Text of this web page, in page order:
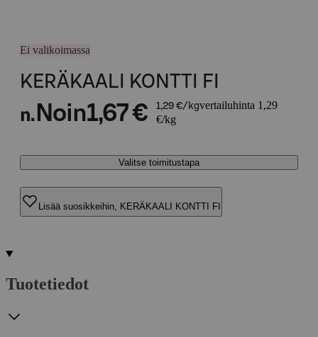
Ei valikoimassa
KERÄKAALI KONTTI FI
n. Noin1,67 € 1,29 €/kgvertailuhinta 1,29
€/kg
Valitse toimitustapa
Lisää suosikkeihin, KERÄKAALI KONTTI FI
Tuotetiedot